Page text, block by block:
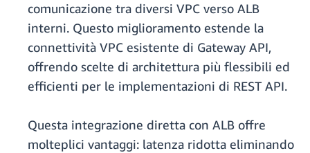
comunicazione tra diversi VPC verso ALB
interni. Questo miglioramento estende la
connettività VPC esistente di Gateway API,
offrendo scelte di architettura più flessibili ed
efficienti per le implementazioni di REST API.
Questa integrazione diretta con ALB offre
molteplici vantaggi: latenza ridotta eliminando